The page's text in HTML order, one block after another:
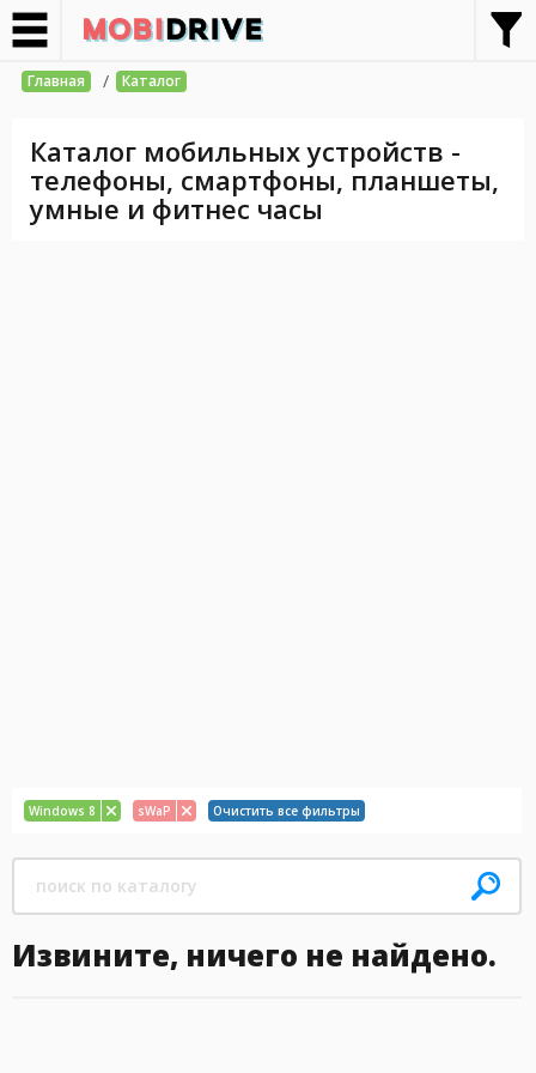
Главная / Каталог
Каталог мобильных устройств -
телефоны, смартфоны, планшеты,
умные и фитнес часы
Windows 8 sWaP Очистить все фильтры
Извините, ничего не найдено.